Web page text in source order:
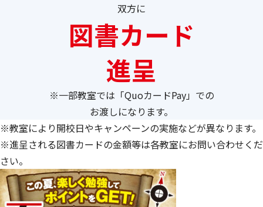
双方に
図書カード
進呈
※一部教室では「QuoカードPay」での
お渡しになります。
※教室により開校日やキャンペーンの実施などが異なります。
※進呈される図書カードの金額等は各教室にお問い合わせくだ
さい。